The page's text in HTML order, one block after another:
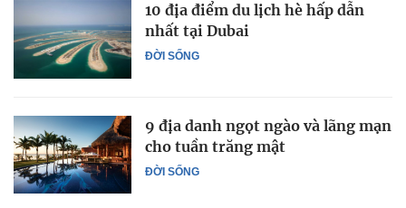
ĐỜI SỐNG
10 địa điểm du lịch hè hấp dẫn
nhất tại Dubai
ĐỜI SỐNG
9 địa danh ngọt ngào và lãng mạn
cho tuần trăng mật